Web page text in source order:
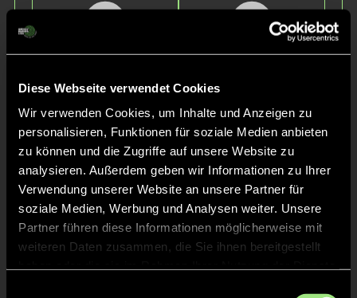
Diese Webseite verwendet Cookies
Wir verwenden Cookies, um Inhalte und Anzeigen zu
personalisieren, Funktionen für soziale Medien anbieten
zu können und die Zugriffe auf unsere Website zu
analysieren. Außerdem geben wir Informationen zu Ihrer
Verwendung unserer Website an unsere Partner für
soziale Medien, Werbung und Analysen weiter. Unsere
Partner führen diese Informationen möglicherweise mit
weiteren Daten zusammen, die Sie ihnen bereitgestellt
Louis
Z.
Mika
S.